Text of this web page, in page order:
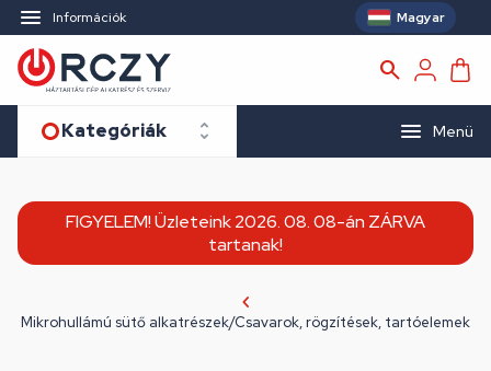
Információk Magyar
Kategóriák Menü
FIGYELEM! Üzleteink 2026. 08. 08-án ZÁRVA
tartanak!
Mikrohullámú sütő alkatrészek/Csavarok, rögzítések, tartóelemek